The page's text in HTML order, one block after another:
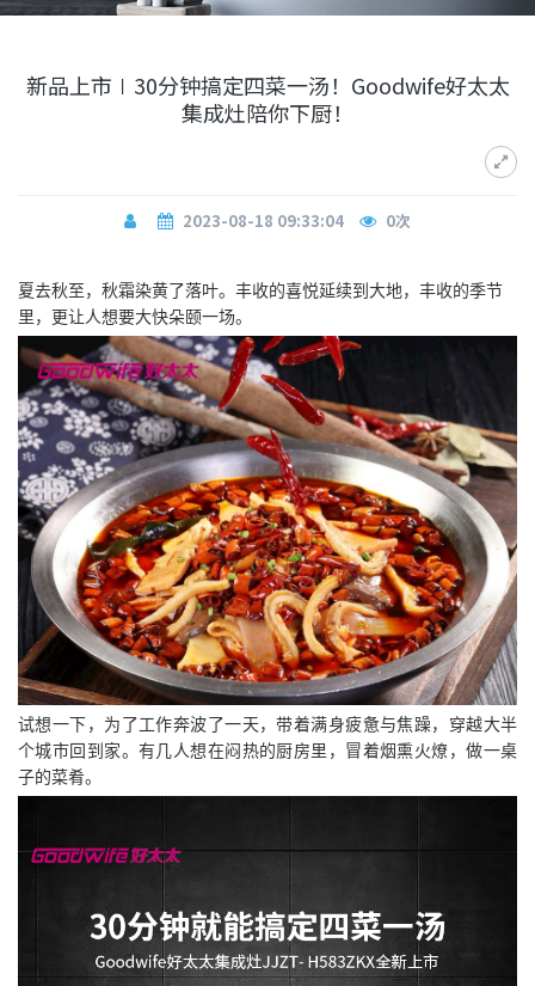
新品上市∣30分钟搞定四菜一汤！Goodwife好太太
集成灶陪你下厨！
2023-08-18 09:33:04 0次
夏去秋至，秋霜染黄了落叶。丰收的喜悦延续到大地，丰收的季节
里，更让人想要大快朵颐一场。
试想一下，为了工作奔波了一天，带着满身疲惫与焦躁，穿越大半
个城市回到家。有几人想在闷热的厨房里，冒着烟熏火燎，做一桌
子的菜肴。